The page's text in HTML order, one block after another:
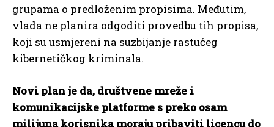
grupama o predloženim propisima. Međutim,
vlada ne planira odgoditi provedbu tih propisa,
koji su usmjereni na suzbijanje rastućeg
kibernetičkog kriminala.
Novi plan je da, društvene mreže i
komunikacijske platforme s preko osam
milijuna korisnika moraju pribaviti licencu do